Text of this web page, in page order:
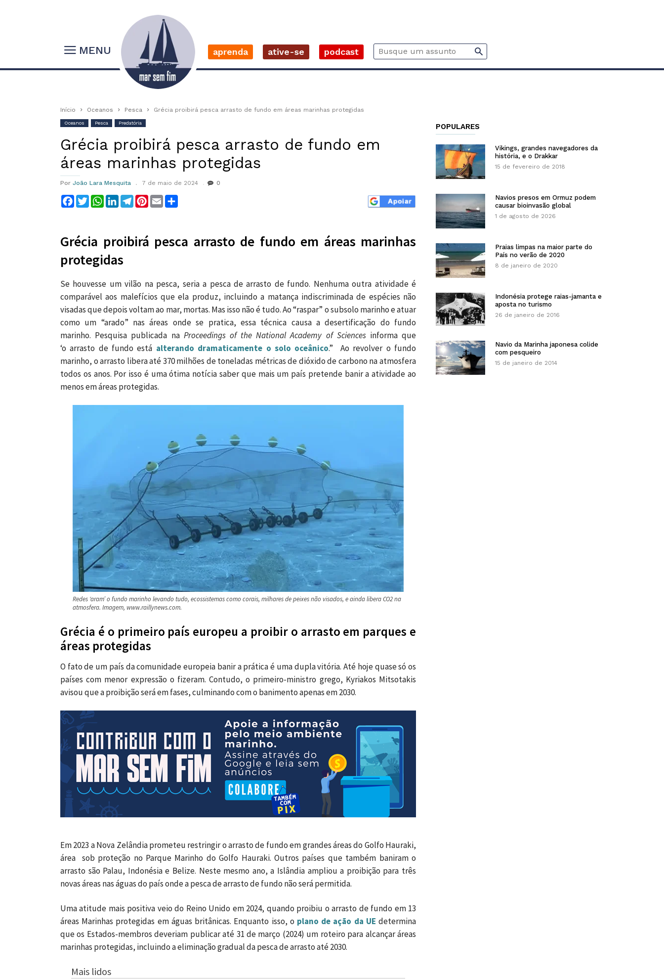
MENU aprenda ative-se podcast
Início Oceanos Pesca Grécia proibirá pesca arrasto de fundo em áreas marinhas protegidas
Oceanos Pesca Predatória
Grécia proibirá pesca arrasto de fundo em
áreas marinhas protegidas
Por João Lara Mesquita 7 de maio de 2024 0
Facebook
TwitterWhatsApp
LinkedInTelegram
Pinterest
Email
Grécia proibirá pesca arrasto de fundo em áreas marinhas
protegidas
Se houvesse um vilão na pesca, seria a pesca de arrasto de fundo. Nenhuma outra atividade é
comparável aos malefícios que ela produz, incluindo a matança indiscriminada de espécies não
visadas que depois voltam ao mar, mortas. Mas isso não é tudo. Ao “raspar” o subsolo marinho e atuar
como um “arado” nas áreas onde se pratica, essa técnica causa a desertificação do fundo
marinho. Pesquisa publicada na Proceedings of the National Academy of Sciencesinforma que
‘o arrasto de fundo está alterando dramaticamente o solo oceânico.” Ao revolver o fundo
marinho, o arrasto libera até 370 milhões de toneladas métricas de dióxido de carbono na atmosfera
todos os anos. Por isso é uma ótima notícia saber que mais um país pretende banir a atividade ao
menos em áreas protegidas.
Redes ‘aram’ o fundo marinho levando tudo, ecossistemas como corais, milhares de peixes não visados, e ainda libera CO2 na
atmosfera. Imagem, www.raillynews.com.
Grécia é o primeiro país europeu a proibir o arrasto em parques e
áreas protegidas
O fato de um país da comunidade europeia banir a prática é uma dupla vitória. Até hoje quase só os
países com menor expressão o fizeram. Contudo, o primeiro-ministro grego, Kyriakos Mitsotakis
avisou que a proibição será em fases, culminando com o banimento apenas em 2030.
Em 2023 a Nova Zelândia prometeu restringir o arrasto de fundo em grandes áreas do Golfo Hauraki,
área sob proteção no Parque Marinho do Golfo Hauraki. Outros países que também baniram o
arrasto são Palau, Indonésia e Belize. Neste mesmo ano, a Islândia ampliou a proibição para três
novas áreas nas águas do país onde a pesca de arrasto de fundo não será permitida.
Uma atitude mais positiva veio do Reino Unido em 2024, quando proibiu o arrasto de fundo em 13
áreas Marinhas protegidas em águas britânicas. Enquanto isso, o plano de ação da UE determina
que os Estados-membros deveriam publicar até 31 de março (2024) um roteiro para alcançar áreas
marinhas protegidas, incluindo a eliminação gradual da pesca de arrasto até 2030.
Mais lidos
POPULARES
Vikings, grandes navegadores da
história, e o Drakkar
15 de fevereiro de 2018
Navios presos em Ormuz podem
causar bioinvasão global
1 de agosto de 2026
Praias limpas na maior parte do
País no verão de 2020
8 de janeiro de 2020
Indonésia protege raias-jamanta e
aposta no turismo
26 de janeiro de 2016
Navio da Marinha japonesa colide
com pesqueiro
15 de janeiro de 2014